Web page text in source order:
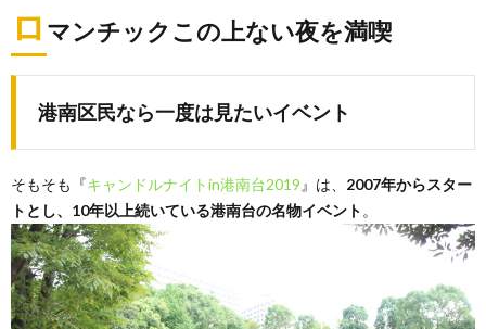
ロ マンチックこの上ない夜を満喫
港南区民なら一度は見たいイベント
そもそも『キャンドルナイトin港南台2019 』は、 2007年からスター
トとし、10年以上続いている港南台の名物イベント 。